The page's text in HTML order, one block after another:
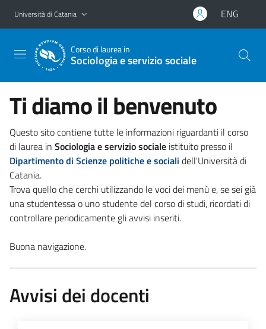
Vai al contenuto principale
Vai al menu di navigazione
Università di Catania ENG
Corso di laurea in
Sociologia e servizio sociale
Ti diamo il benvenuto
Questo sito contiene tutte le informazioni riguardanti il corso
di laurea in Sociologia e servizio sociale istituito presso il
Dipartimento di Scienze politiche e sociali dell'Università di
Catania.
Trova quello che cerchi utilizzando le voci dei menù e, se sei già
una studentessa o uno studente del corso di studi, ricordati di
controllare periodicamente gli avvisi inseriti.
Buona navigazione.
Avvisi dei docenti